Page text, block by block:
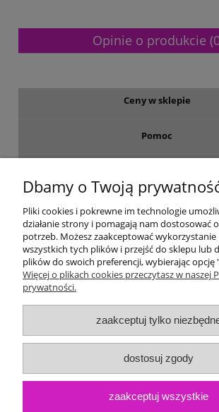
Opinie o produkcie
Ceny w sklepie
Pomoc
Moje konto
Gwarancja i zwroty
O firmie
Dbamy o Twoją
Pliki cookies i pokrewne im technologie
działanie strony i pomagają nam dostosować
potrzeb. Możesz zaakceptować wykorzystanie
wszystkich tych plików i przejść do sklepu lub
plików do swoich preferencji, wybierając opcję
Więcej o plikach cookies przeczytasz w naszej
prywatności.
zaakceptuj tylko
dostosuj zgody
zaakceptuj wszystkie